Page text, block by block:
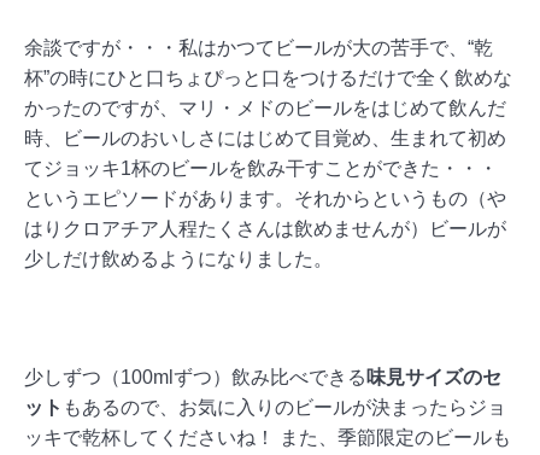
余談ですが・・・私はかつてビールが大の苦手で、“乾
杯”の時にひと口ちょぴっと口をつけるだけで全く飲めな
かったのですが、マリ・メドのビールをはじめて飲んだ
時、ビールのおいしさにはじめて目覚め、生まれて初め
てジョッキ1杯のビールを飲み干すことができた・・・
というエピソードがあります。それからというもの（や
はりクロアチア人程たくさんは飲めませんが）ビールが
少しだけ飲めるようになりました。
少しずつ（100mlずつ）飲み比べできる 味見サイズのセ
ット もあるので、お気に入りのビールが決まったらジョ
ッキで乾杯してくださいね！ また、季節限定のビールも